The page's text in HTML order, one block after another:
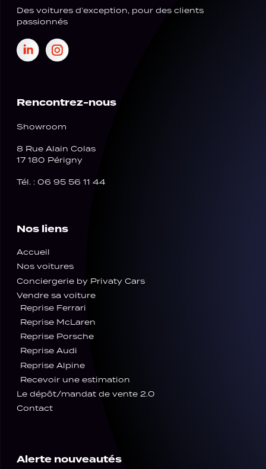
Des voitures d’exception, pour des clients
passionnés
Rencontrez-nous
Showroom
8 Rue Alain Colas
17 180 Périgny
Tél. : 06 95 56 11 44
Nos liens
Accueil
Nos voitures
Conciergerie by Privaty Cars
Vendre sa voiture
Reprise Ferrari
Reprise McLaren
Reprise Porsche
Reprise Audi
Reprise Alpine
Recevoir une estimation
Le dépôt/mandat de vente 2.0
Contact
Alerte nouveautés